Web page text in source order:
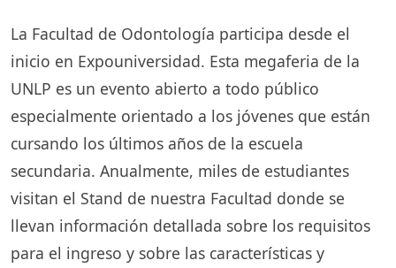
La Facultad de Odontología participa desde el
inicio en Expouniversidad. Esta megaferia de la
UNLP es un evento abierto a todo público
especialmente orientado a los jóvenes que están
cursando los últimos años de la escuela
secundaria. Anualmente, miles de estudiantes
visitan el Stand de nuestra Facultad donde se
llevan información detallada sobre los requisitos
para el ingreso y sobre las características y